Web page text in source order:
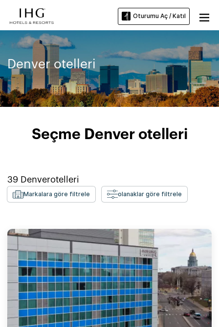
Oturumu Aç / Katıl
Denver otelleri
Seçme Denver otelleri
39 Denverotelleri
Markalara göre filtrele olanaklar göre filtrele